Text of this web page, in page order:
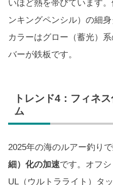
いほど熱を帯びています
ンキングペンシル）の細
カラーはグロー（蓄光）
バーが鉄板です。
トレンド4：フィネ
ム
2025年の海のルアー釣り
細）化の加速です。オフ
UL（ウルトラライト）タ